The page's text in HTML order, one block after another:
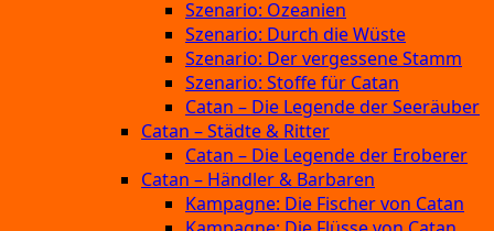
Szenario: Ozeanien
Szenario: Durch die Wüste
Szenario: Der vergessene Stamm
Szenario: Stoffe für Catan
Catan – Die Legende der Seeräuber
Catan – Städte & Ritter
Catan – Die Legende der Eroberer
Catan – Händler & Barbaren
Kampagne: Die Fischer von Catan